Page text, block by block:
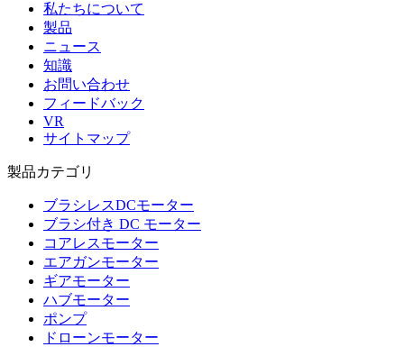
私たちについて
製品
ニュース
知識
お問い合わせ
フィードバック
VR
サイトマップ
製品カテゴリ
ブラシレスDCモーター
ブラシ付き DC モーター
コアレスモーター
エアガンモーター
ギアモーター
ハブモーター
ポンプ
ドローンモーター